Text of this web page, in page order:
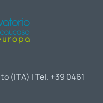
(ITA) | Tel. +39 0461